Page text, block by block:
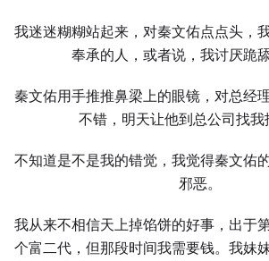
我迷迷糊糊站起来，对秦文佑点点头，
奉承的人，或者说，我讨厌跪舔
秦文佑用手推推鼻梁上的眼镜，对总经
不错，明天让他到总公司找我
不知道是不是我的错觉，我觉得秦文佑
邪恶。
我从来不相信天上掉馅饼的好事，出于
个富二代，但那段时间我需要钱。我妹